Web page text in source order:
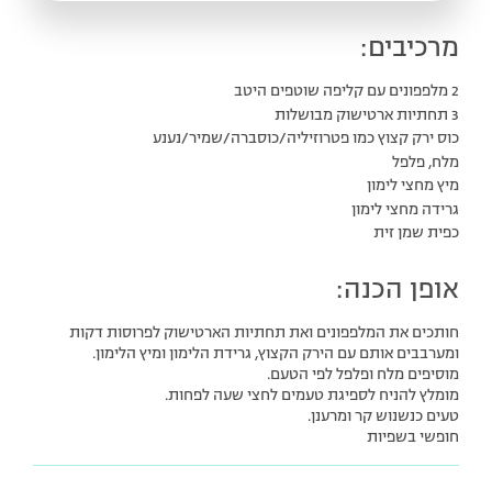
מרכיבים:
2 מלפפונים עם קליפה שוטפים היטב
3 תחתיות ארטישוק מבושלות
כוס ירק קצוץ כמו פטרוזיליה/כוסברה/שמיר/נענע
מלח, פלפל
מיץ מחצי לימון
גרידה מחצי לימון
כפית שמן זית
אופן הכנה:
חותכים את המלפפונים ואת תחתיות הארטישוק לפרוסות דקות
ומערבבים אותם עם הירק הקצוץ, גרידת הלימון ומיץ הלימון.
מוסיפים מלח ופלפל לפי הטעם.
מומלץ להניח לספיגת טעמים לחצי שעה לפחות.
טעים כנשנוש קר ומרענן.
חופשי בשפיות